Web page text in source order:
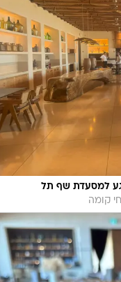
למסעדת שף תל
קומה